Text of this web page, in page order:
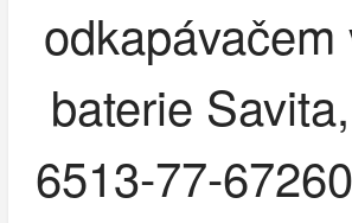
odkapávačem
baterie
6513-77-